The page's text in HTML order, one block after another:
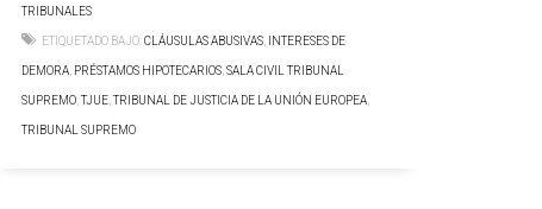
TRIBUNALES
ETIQUETADO BAJO:CLÁUSULAS ABUSIVAS, INTERESES DE
DEMORA, PRÉSTAMOS HIPOTECARIOS,SALA CIVIL TRIBUNAL
SUPREMO, TJUE, TRIBUNAL DE JUSTICIA DE LA UNIÓN EUROPEA,
TRIBUNAL SUPREMO